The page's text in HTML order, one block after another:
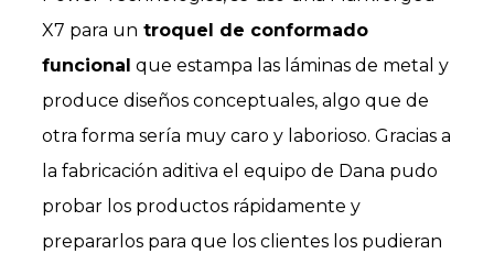
X7 para un troquel de conformado
funcional que estampa las láminas de metal y
produce diseños conceptuales, algo que de
otra forma sería muy caro y laborioso. Gracias a
la fabricación aditiva el equipo de Dana pudo
probar los productos rápidamente y
prepararlos para que los clientes los pudieran